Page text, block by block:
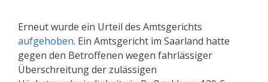
Erneut wurde ein Urteil des Amtsgerichts
aufgehoben. Ein Amtsgericht im Saarland hatte
gegen den Betroffenen wegen fahrlässiger
Überschreitung der zulässigen